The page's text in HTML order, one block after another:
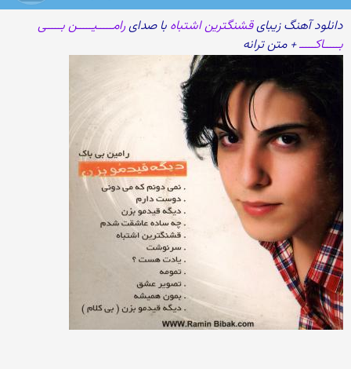
دانلود آهنگ زیبایقشنگترین اشتباه با صدایرامـــــیـــــن بـــــی
بـــــاکـــــ+ متن ترانه